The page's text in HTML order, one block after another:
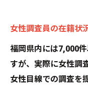
女性調査員の在籍状
福岡県内には7,000
すが、実際に女性調
女性目線での調査を